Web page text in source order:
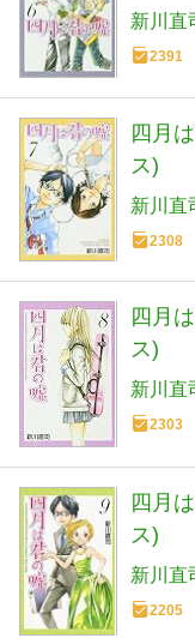
新川直
2391
四月
ス)
新川直
2308
四月
ス)
新川直
2303
四月
ス)
新川直
2205